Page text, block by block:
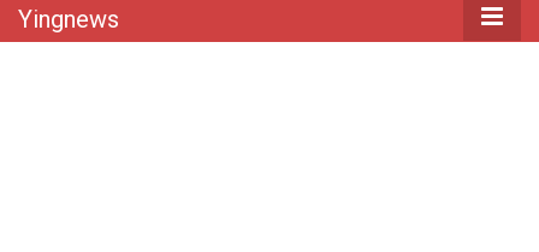
Yingnews